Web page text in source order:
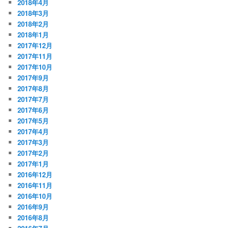
2018年4月
2018年3月
2018年2月
2018年1月
2017年12月
2017年11月
2017年10月
2017年9月
2017年8月
2017年7月
2017年6月
2017年5月
2017年4月
2017年3月
2017年2月
2017年1月
2016年12月
2016年11月
2016年10月
2016年9月
2016年8月